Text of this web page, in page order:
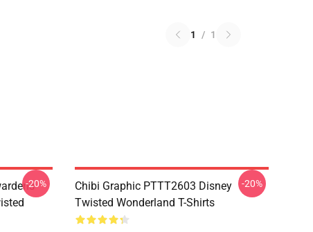
1 / 1
-20%
Chibi Graphic PTTT2603 Disney
Twisted Wonderland T-Shirts
-20%